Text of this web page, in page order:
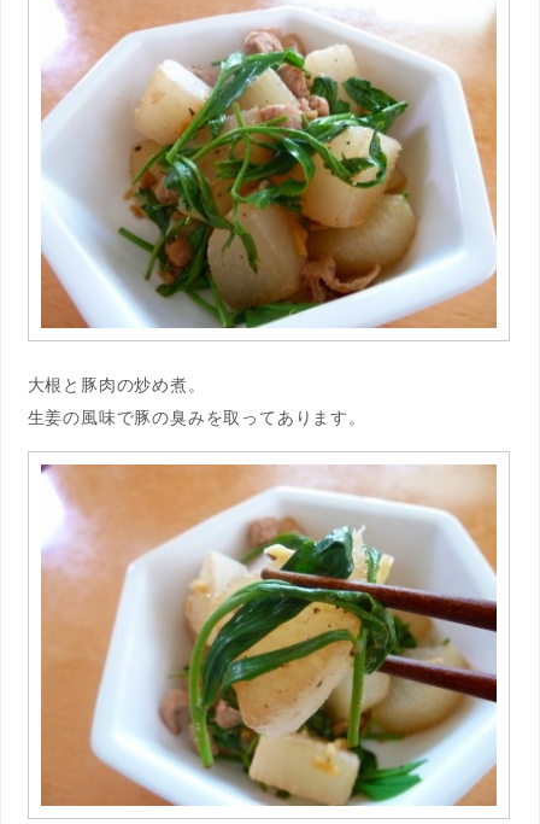
大根と豚肉の炒め煮。
生姜の風味で豚の臭みを取ってあります。